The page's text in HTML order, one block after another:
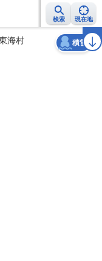
検索 現在地
注意報 2週間天気 ラ
海村 積雪
天気 台風